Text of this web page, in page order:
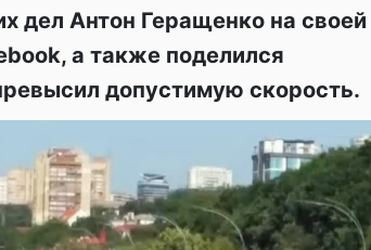
дел Антон Геращенко на своей
а также поделился
допустимую скорость.